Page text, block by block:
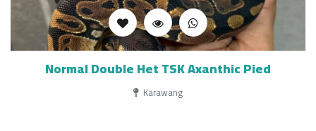
Normal Double Het TSK Axanthic Pied
Karawang